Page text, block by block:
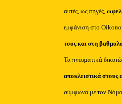
αυτές, ως πηγές,
εμφάνιση στο
τους και στη
Τα πνευματικά
αποκλειστικά στους
σύμφωνα με τον